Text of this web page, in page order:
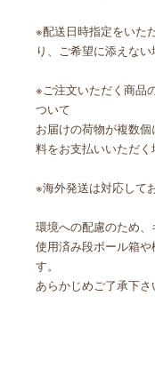
※配送日時指定をいた
り、ご希望に添えない
※ご注文いただく商品
ついて
お届けの荷物が複数
料をお支払いいただく
※海外発送は対応して
環境への配慮のため、
使用済み段ボール箱や
す。
あらかじめご了承下さ